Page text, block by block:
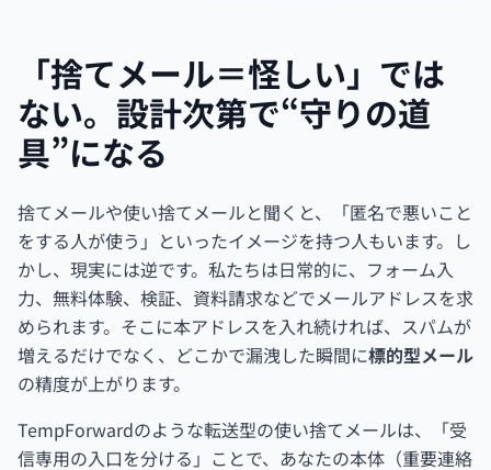
「捨てメール＝怪しい」では
ない。設計次第で“守りの道
具”になる
捨てメールや使い捨てメールと聞くと、「匿名で悪いこと
をする人が使う」といったイメージを持つ人もいます。し
かし、現実には逆です。私たちは日常的に、フォーム入
力、無料体験、検証、資料請求などでメールアドレスを求
められます。そこに本アドレスを入れ続ければ、スパムが
増えるだけでなく、どこかで漏洩した瞬間に標的型メール
の精度が上がります。
TempForwardのような転送型の使い捨てメールは、「受
信専用の入口を分ける」ことで、あなたの本体（重要連絡